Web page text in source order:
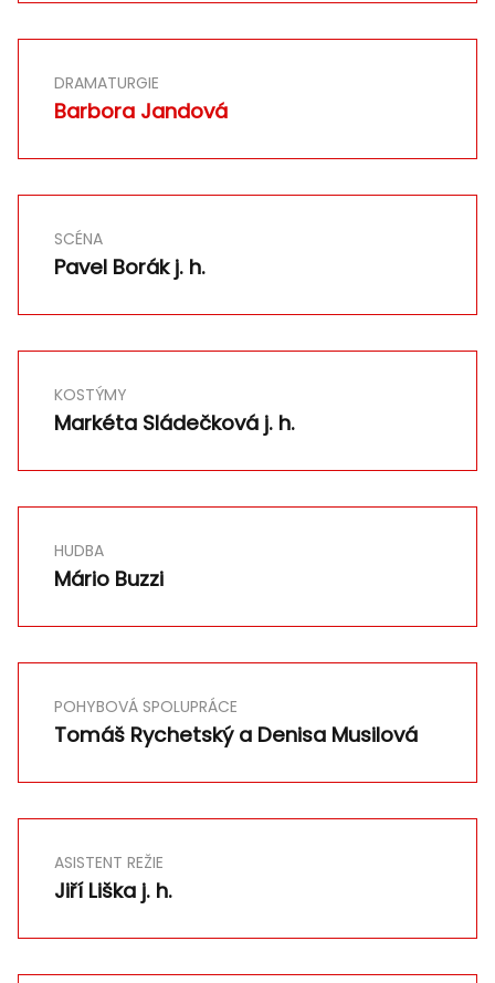
DRAMATURGIE
Barbora Jandová
SCÉNA
Pavel Borák j. h.
KOSTÝMY
Markéta Sládečková j. h.
HUDBA
Mário Buzzi
POHYBOVÁ SPOLUPRÁCE
Tomáš Rychetský a Denisa Musilová
ASISTENT REŽIE
Jiří Liška j. h.